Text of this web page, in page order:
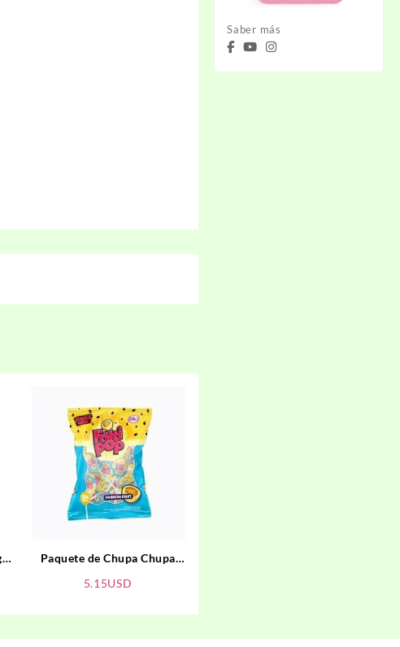
Paquete de Chupa Chupa
5.15USD
Saber más